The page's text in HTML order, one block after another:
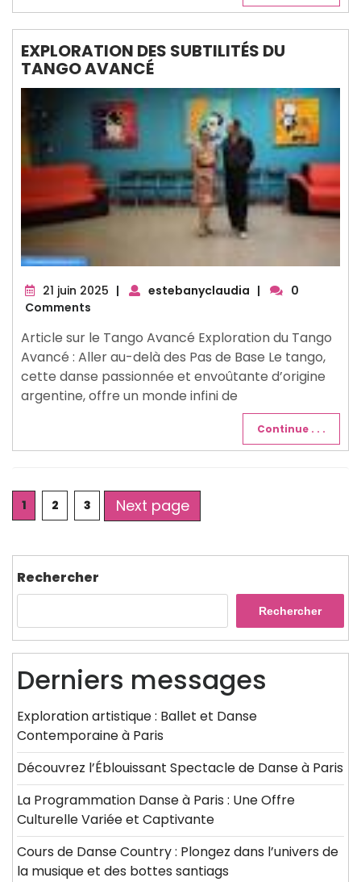
EXPLORATION DES SUBTILITÉS DU
TANGO AVANCÉ
21 juin 2025 21| estebanyclaudia |
0
Comments
Article sur le Tango Avancé Exploration du Tango
Avancé : Aller au-delà des Pas de Base Le tango,
cette danse passionnée et envoûtante d’origine
argentine, offre un monde infini de
Continue . . .
Posts
pagination
Page
1 Page
2 Page
3 Next page
Rechercher
Rechercher
Derniers messages
Exploration artistique : Ballet et Danse
Contemporaine à Paris
Découvrez l’Éblouissant Spectacle de Danse à Paris
La Programmation Danse à Paris : Une Offre
Culturelle Variée et Captivante
Cours de Danse Country : Plongez dans l’univers de
la musique et des bottes santiags